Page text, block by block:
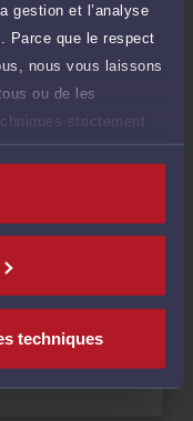
gestion et l’analyse
Parce que le respect
nous vous laissons
ou de les
strictement
techniques
par écrit
concurrence